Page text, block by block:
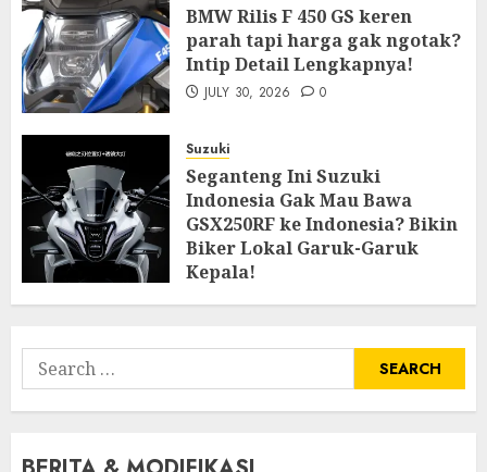
BMW Rilis F 450 GS keren
parah tapi harga gak ngotak?
Intip Detail Lengkapnya!
JULY 30, 2026 0
Suzuki
Seganteng Ini Suzuki
Indonesia Gak Mau Bawa
GSX250RF ke Indonesia? Bikin
Biker Lokal Garuk-Garuk
Kepala!
JULY 27, 2026 0
Search
for: